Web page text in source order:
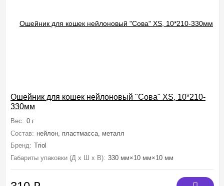
Ошейник для кошек нейлоновый "Сова" XS, 10*210-
330мм
Вес: 0 г
Состав: нейлон, пластмасса, металл
Бренд: Triol
Габариты упаковки (Д х Ш х В): 330 мм×10 мм×10 мм